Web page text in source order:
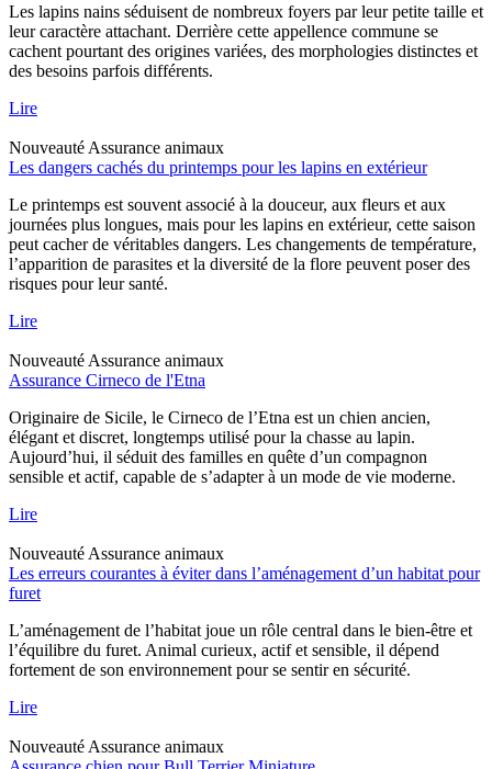
Les lapins nains séduisent de nombreux foyers par leur petite taille et
leur caractère attachant. Derrière cette appellence commune se
cachent pourtant des origines variées, des morphologies distinctes et
des besoins parfois différents.
Lire
Nouveauté Assurance animaux
Les dangers cachés du printemps pour les lapins en extérieur
Le printemps est souvent associé à la douceur, aux fleurs et aux
journées plus longues, mais pour les lapins en extérieur, cette saison
peut cacher de véritables dangers. Les changements de température,
l’apparition de parasites et la diversité de la flore peuvent poser des
risques pour leur santé.
Lire
Nouveauté Assurance animaux
Assurance Cirneco de l'Etna
Originaire de Sicile, le Cirneco de l’Etna est un chien ancien,
élégant et discret, longtemps utilisé pour la chasse au lapin.
Aujourd’hui, il séduit des familles en quête d’un compagnon
sensible et actif, capable de s’adapter à un mode de vie moderne.
Lire
Nouveauté Assurance animaux
Les erreurs courantes à éviter dans l’aménagement d’un habitat pour
furet
L’aménagement de l’habitat joue un rôle central dans le bien-être et
l’équilibre du furet. Animal curieux, actif et sensible, il dépend
fortement de son environnement pour se sentir en sécurité.
Lire
Nouveauté Assurance animaux